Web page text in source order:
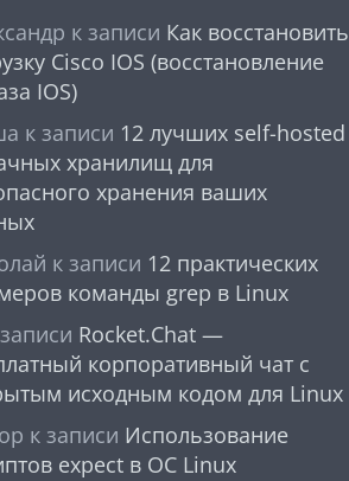
к записи Как восстановить
Cisco IOS (восстановление
IOS)
к записи 12 лучших self-hosted
хранилищ для
хранения ваших
к записи 12 практических
команды grep в Linux
Rocket.Chat —
корпоративный чат с
исходным кодом для Linux
к записи Использование
expect в ОС Linux